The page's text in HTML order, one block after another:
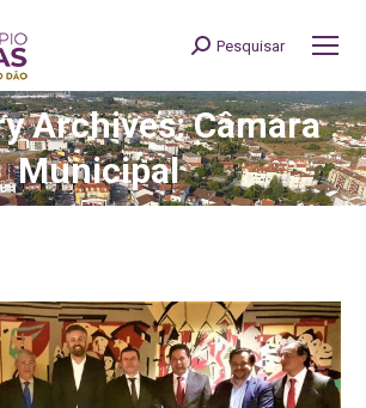
Search:
Pesquisar
Archives: Câmara
Municipal
You are here: